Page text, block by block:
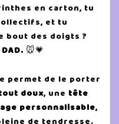
en carton, tu
et tu
bout des doigts ?
🐭💗
permet de le porter
doux, une tête
personnalisable,
de tendresse.